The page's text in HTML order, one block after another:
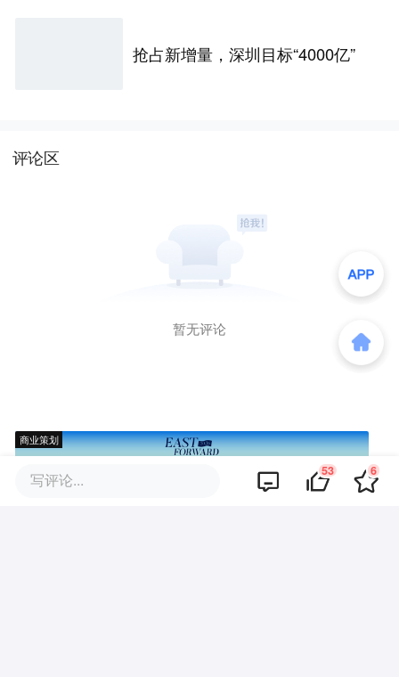
抢占新增量，深圳目标“4000亿”
评论区
暂无评论
商业策划
写评论... 53 6